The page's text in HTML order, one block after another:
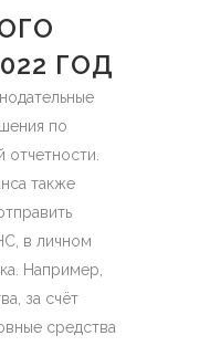
ГОД
по
отчетности.
также
в личном
Например,
за счёт
средства